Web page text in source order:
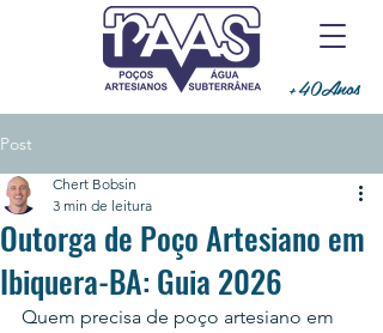
+40Anos
Post
Outorga de Poço Artesiano em
Ibiquera-BA: Guia 2026
Chert Bobsin
3 min de leitura
Quem precisa de poço artesiano em